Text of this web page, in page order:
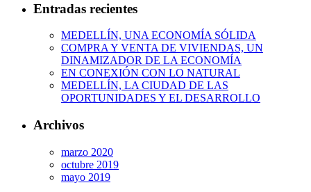
Entradas recientes
MEDELLÍN, UNA ECONOMÍA SÓLIDA
COMPRA Y VENTA DE VIVIENDAS, UN
DINAMIZADOR DE LA ECONOMÍA
EN CONEXIÓN CON LO NATURAL
MEDELLÍN, LA CIUDAD DE LAS
OPORTUNIDADES Y EL DESARROLLO
Archivos
marzo 2020
octubre 2019
mayo 2019